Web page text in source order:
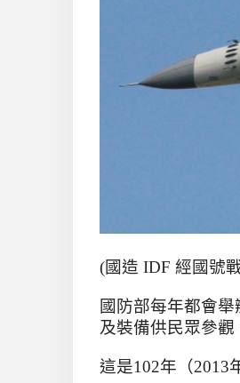
(國造 IDF 經國號
國防部每年都會
及裝備供民眾參觀
這是102年（2013